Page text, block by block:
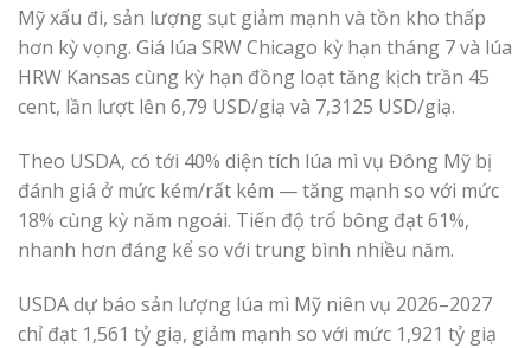
Mỹ xấu đi, sản lượng sụt giảm mạnh và tồn kho thấp
hơn kỳ vọng. Giá lúa SRW Chicago kỳ hạn tháng 7 và lúa
HRW Kansas cùng kỳ hạn đồng loạt tăng kịch trần 45
cent, lần lượt lên 6,79 USD/giạ và 7,3125 USD/giạ.
Theo USDA, có tới 40% diện tích lúa mì vụ Đông Mỹ bị
đánh giá ở mức kém/rất kém — tăng mạnh so với mức
18% cùng kỳ năm ngoái. Tiến độ trổ bông đạt 61%,
nhanh hơn đáng kể so với trung bình nhiều năm.
USDA dự báo sản lượng lúa mì Mỹ niên vụ 2026–2027
chỉ đạt 1,561 tỷ giạ, giảm mạnh so với mức 1,921 tỷ giạ